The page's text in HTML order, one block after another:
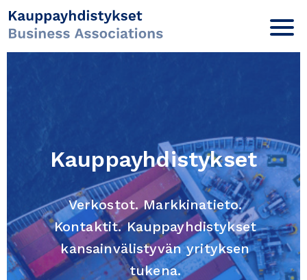
Kauppayhdistykset
Verkostot. Markkinatieto.
Kontaktit. Kauppayhdistykset
kansainvälistyvän yrityksen
tukena.